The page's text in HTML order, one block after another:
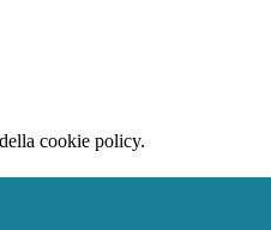
cookie policy.